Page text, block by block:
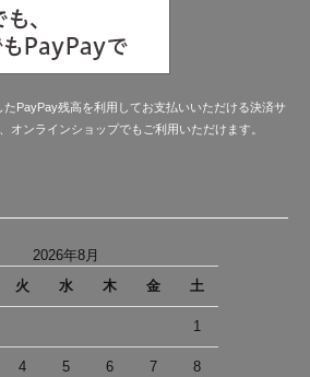
PayPay残高を利用してお支払いいただける決済サ
オンラインショップでもご利用いただけます。
2026年8月
火 水 木 金 土
1
4 5 6 7 8